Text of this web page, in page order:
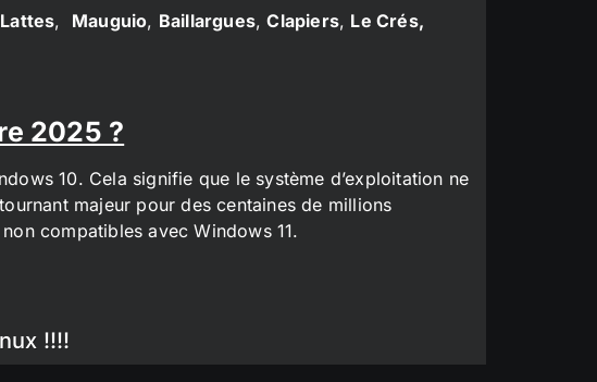
Lattes, Mauguio, Baillargues,Clapiers, Le Crés,
2025 ?
10. Cela signifie que le système d’exploitation ne
majeur pour des centaines de millions
compatibles avec Windows 11.
!!!!